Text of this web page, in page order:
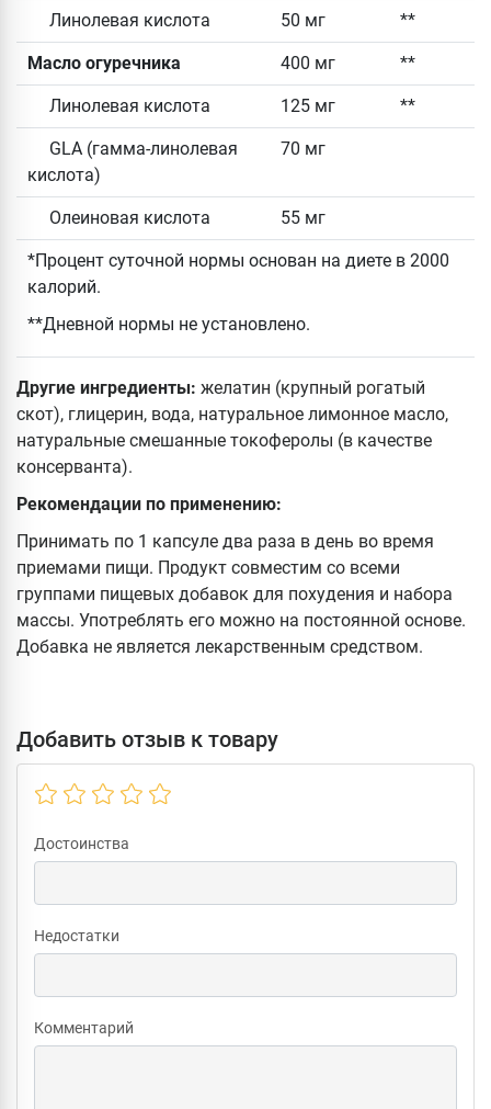
Линолевая кислота 50 мг **
Масло огуречника 400 мг **
Линолевая кислота 125 мг **
GLA (гамма-линолевая
кислота)
70 мг
Олеиновая кислота 55 мг
*Процент суточной нормы основан на диете в 2000
калорий.
**Дневной нормы не установлено.
Другие ингредиенты: желатин (крупный рогатый
скот), глицерин, вода, натуральное лимонное масло,
натуральные смешанные токоферолы (в качестве
консерванта).
Рекомендации по применению:
Принимать по 1 капсуле два раза в день во время
приемами пищи. Продукт совместим со всеми
группами пищевых добавок для похудения и набора
массы. Употреблять его можно на постоянной основе.
Добавка не является лекарственным средством.
Добавить отзыв к товару
Достоинства
Недостатки
Комментарий